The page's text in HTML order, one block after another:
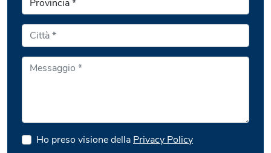
Ho preso visione della Privacy Policy